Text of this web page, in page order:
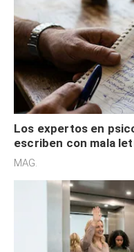
Los expertos en
escriben con mala
acelerado y no lo
MAG.